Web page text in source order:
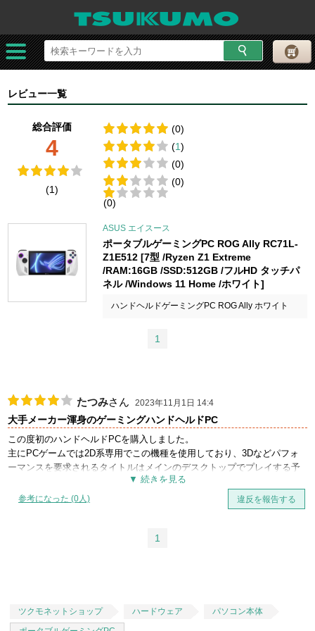
レビュー一覧
総合評価
4
(1)
(0)
(1)
(0)
(0)
(0)
ASUS エイスース
ポータブルゲーミングPC ROG Ally RC71L-
Z1E512 [7型 /Ryzen Z1 Extreme
/RAM:16GB /SSD:512GB /フルHD タッチパ
ネル /Windows 11 Home /ホワイト]
ハンドヘルドゲーミングPC ROG Ally ホワイト
1
たつみさん 2023年11月1日 14:4
大手メーカー渾身のゲーミングハンドヘルドPC
この度初のハンドヘルドPCを購入しました。
主にPCゲームでは2D系専用でこの機種を使用しており、3Dなどパフォ
ーマンスを要求されるタイトルはメインのデスクトップでプレイする予
定で購入しましが、実際動作テストを行ったところ高負荷時でも想像よ
り余裕のあるパフォーマンスを発揮してくれたので大変満足していま
いグラフィック調整をすることでしっかり動作し冷却もおこなえている
個人的な難点をあげるとすればスティックの抵抗感がやや薄く入力の力
加減が必要な点、USBタイプCがシングルのみで肝心の差込口が見ずら
参考になった (0人) 違反を報告する
1
ツクモネットショップ ハードウェア
パソコン本体